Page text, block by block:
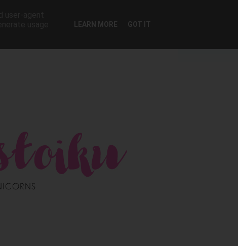
LEARN MORE GOT IT